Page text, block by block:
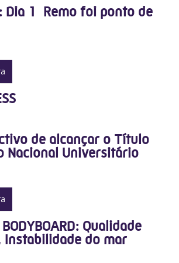
Dia 1  Remo foi ponto de
de alcançar o Título
Nacional Universitário
BODYBOARD: Qualidade
Instabilidade do mar